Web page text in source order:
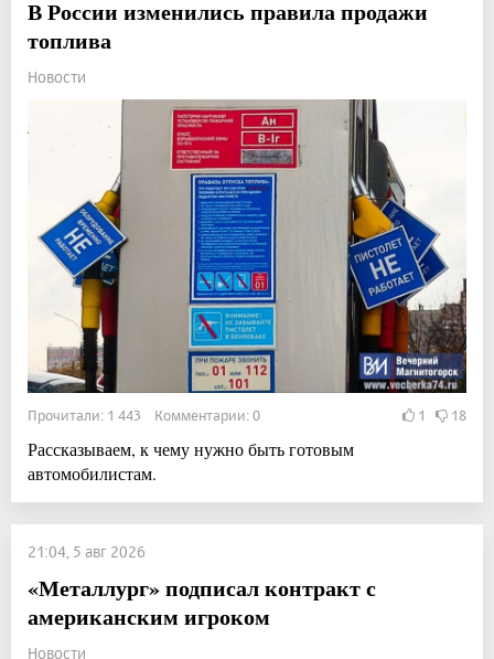
В России изменились правила продажи
топлива
Новости
Прочитали: 1 443 Комментарии: 0 1 18
Рассказываем, к чему нужно быть готовым
автомобилистам.
21:04, 5 авг 2026
«Металлург» подписал контракт с
американским игроком
Новости